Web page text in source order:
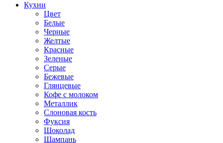
Кухни
Цвет
Белые
Черные
Желтые
Красные
Зеленые
Серые
Бежевые
Глянцевые
Кофе с молоком
Металлик
Слоновая кость
Фуксия
Шоколад
Шампань